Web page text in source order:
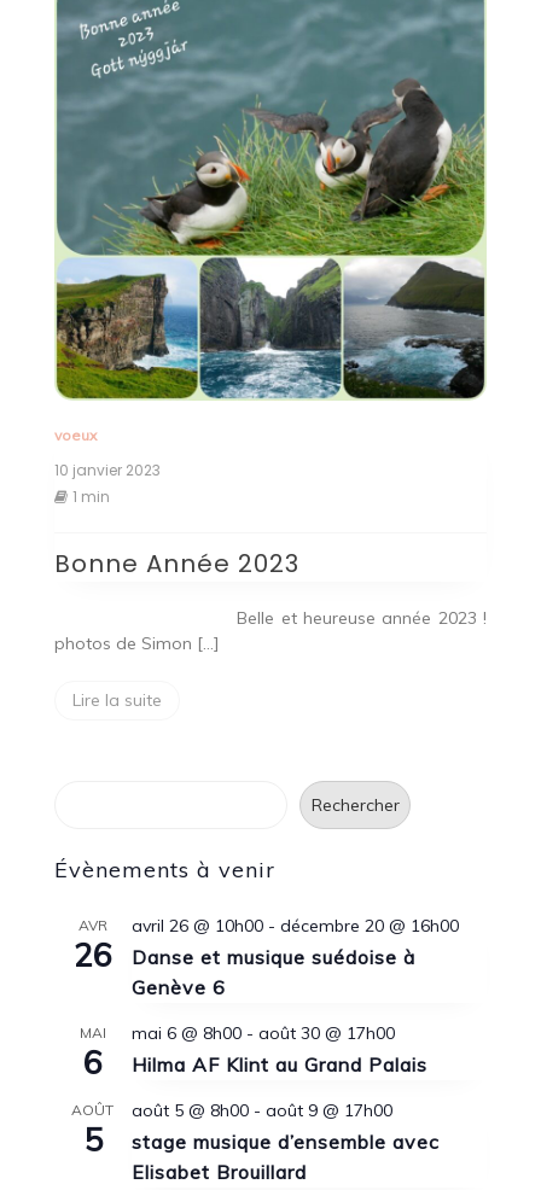
voeux
10 janvier 2023
1 min
Bonne Année 2023
Belle et heureuse année 2023 !
photos de Simon […]
Lire la suite
Rechercher
Évènements à venir
AVR
26
avril 26 @ 10h00- décembre 20 @ 16h00
Danse et musique suédoise à
Genève 6
MAI
6
mai 6 @ 8h00- août 30 @ 17h00
Hilma AF Klint au Grand Palais
AOÛT
5
août 5 @ 8h00- août 9 @ 17h00
stage musique d’ensemble avec
Elisabet Brouillard